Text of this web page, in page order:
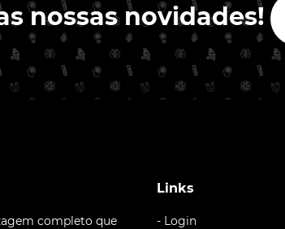
nossas novidades!
completo que
Links
- Login